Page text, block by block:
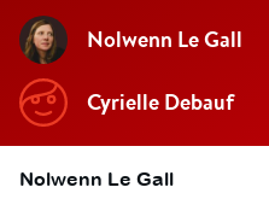
Nolwenn Le Gall
Cyrielle Debauf
Nolwenn Le Gall